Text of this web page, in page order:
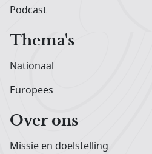
Podcast
Thema's
Nationaal
Europees
Over ons
Missie en doelstelling